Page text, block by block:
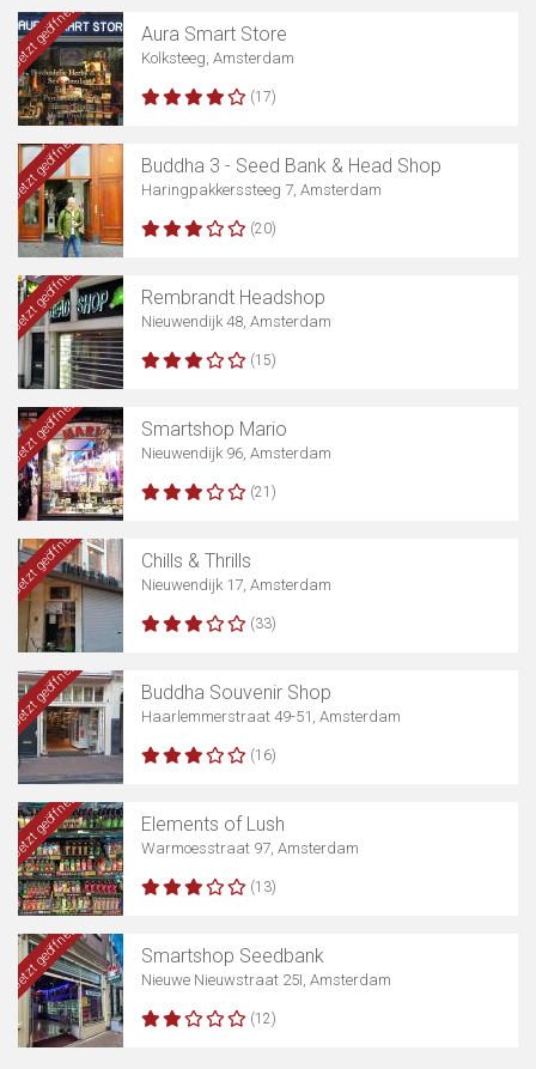
Jetzt geöffnet Aura Smart Store
Kolksteeg, Amsterdam
(17)
Jetzt geöffnet Buddha 3 - Seed Bank & Head Shop
Haringpakkerssteeg 7, Amsterdam
(20)
Jetzt geöffnet Rembrandt Headshop
Nieuwendijk 48, Amsterdam
(15)
Jetzt geöffnet Smartshop Mario
Nieuwendijk 96, Amsterdam
(21)
Jetzt geöffnet Chills & Thrills
Nieuwendijk 17, Amsterdam
(33)
Jetzt geöffnet Buddha Souvenir Shop
Haarlemmerstraat 49-51, Amsterdam
(16)
Jetzt geöffnet Elements of Lush
Warmoesstraat 97, Amsterdam
(13)
Jetzt geöffnet Smartshop Seedbank
Nieuwe Nieuwstraat 25I, Amsterdam
(12)